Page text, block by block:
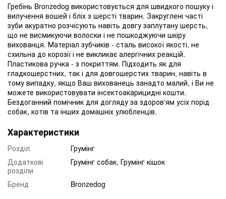
Гребінь Bronzedog використовується для швидкого пошуку і
вилучення вошей і бліх з шерсті тварин. Закруглені часті
зуби акуратно розчісують навіть довгу заплутану шерсть,
що не висмикуючи волоски і не пошкоджуючи шкіру
вихованця. Матеріал зубчиків - сталь високої якості, не
схильна до корозії і не викликає алергічних реакцій.
Пластикова ручка - з покриттям. Підходить як для
гладкошерстних, так і для довгошерстих тварин, навіть в
тому випадку, якщо Ваш вихованець занадто малий, і Ви не
можете використовувати інсектоакарицидні кошти.
Бездоганний помічник для догляду за здоров'ям усіх порід
собак, котів та інших домашніх улюбленців.
Характеристики
Розділ
Грумінг
Додаткові
розділи
Грумінг собак, Грумінг кішок
Бренд Bronzedog